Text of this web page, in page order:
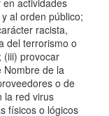
actividades
al orden público;
racista,
del terrorismo o
(iii) provocar
Nombre de la
o de
la red virus
físicos o lógicos